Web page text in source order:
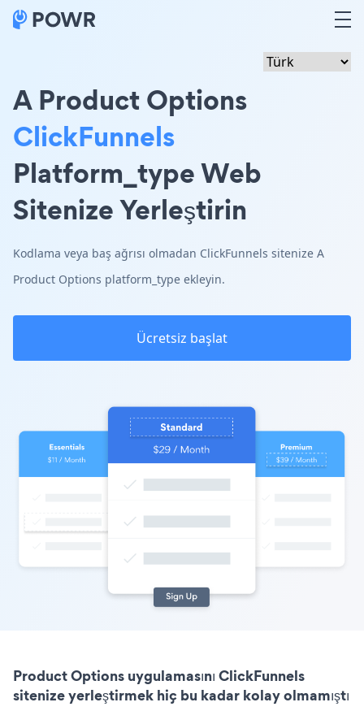
A Product Options
ClickFunnels
Platform_type Web
Sitenize Yerleştirin
Kodlama veya baş ağrısı olmadan ClickFunnels sitenize A
Product Options platform_type ekleyin.
Ücretsiz başlat
Product Options uygulamasını ClickFunnels
sitenize yerleştirmek hiç bu kadar kolay olmamıştı